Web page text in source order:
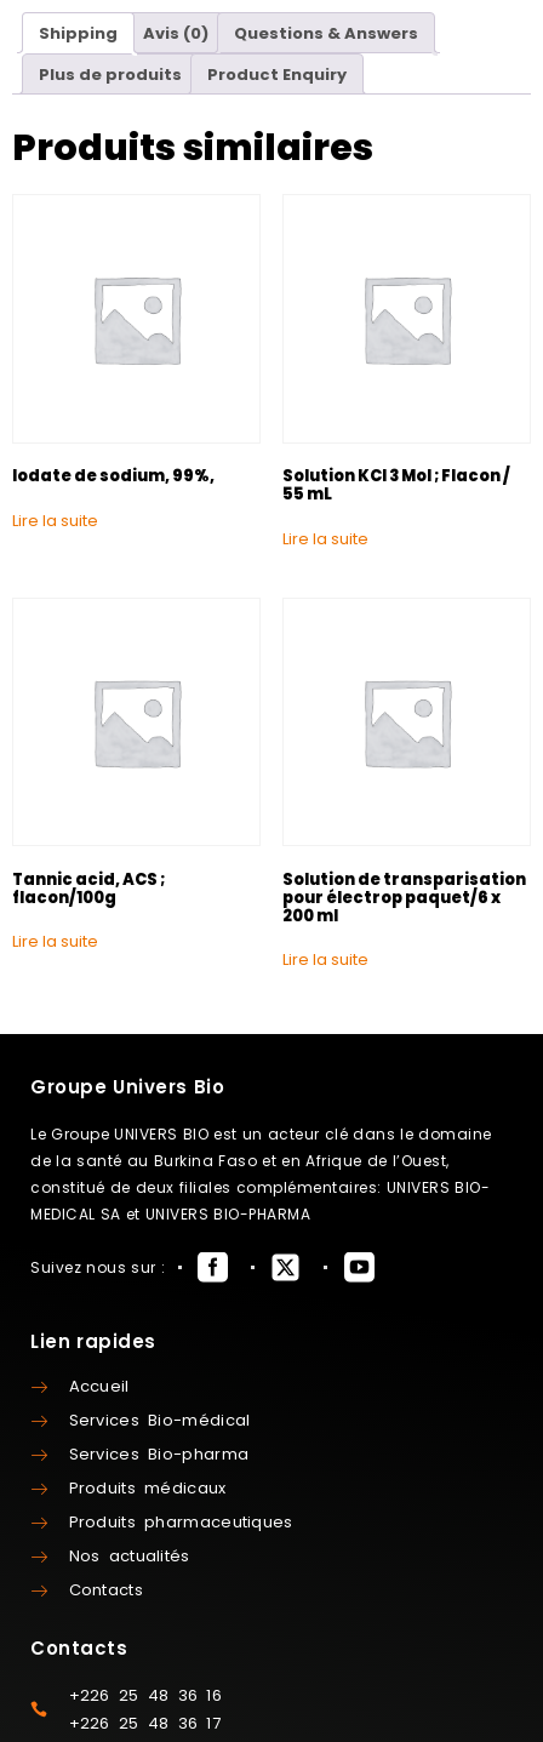
Shipping Avis (0)
Questions & Answers
Plus de produits
Product Enquiry
Produits similaires
Iodate de sodium, 99%,
Lire la suite
Solution KCl 3 Mol ; Flacon /
55 mL
Lire la suite
Tannic acid, ACS ;
flacon/100g
Lire la suite
Solution de transparisation
pour électrop paquet/6 x
200 ml
Lire la suite
Groupe Univers Bio
Le Groupe UNIVERS BIO est un acteur clé dans le domaine
de la santé au Burkina Faso et en Afrique de l’Ouest,
constitué de deux filiales complémentaires: UNIVERS BIO-
MEDICAL SA et UNIVERS BIO-PHARMA
Suivez nous sur :
Lien rapides
Accueil
Services Bio-médical
Services Bio-pharma
Produits médicaux
Produits pharmaceutiques
Nos actualités
Contacts
Contacts
+226 25 48 36 16
+226 25 48 36 17